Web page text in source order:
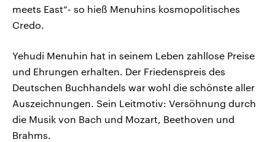
meets East“- so hieß Menuhins kosmopolitisches
Credo.
Yehudi Menuhin hat in seinem Leben zahllose Preise
und Ehrungen erhalten. Der Friedenspreis des
Deutschen Buchhandels war wohl die schönste aller
Auszeichnungen. Sein Leitmotiv: Versöhnung durch
die Musik von Bach und Mozart, Beethoven und
Brahms.